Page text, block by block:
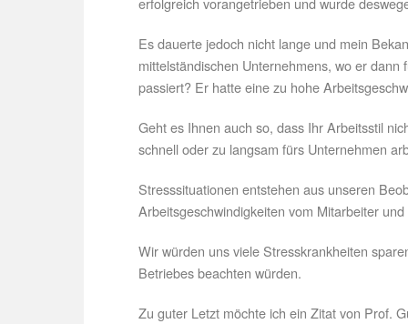
Es dauerte jedoch nicht lange und mein
mittelständischen Unternehmens, wo er
passiert? Er hatte eine zu hohe
Geht es Ihnen auch so, dass Ihr Arbeitsstil
schnell oder zu langsam fürs Unternehmen
Stresssituationen entstehen aus unseren
Arbeitsgeschwindigkeiten vom Mitarbeiter
Wir würden uns viele Stresskrankheiten
Betriebes beachten würden.
Zu guter Letzt möchte ich ein Zitat von Prof.